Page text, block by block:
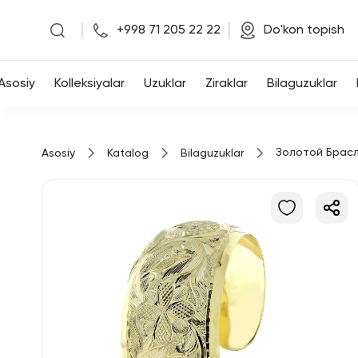
Asosiy
+998 71 205 22 22 Do'kon topish
Kolleksiyalar Uzuklar Ziraklar Bilaguzuklar
Asosiy Katalog Bilaguzuklar Золотой